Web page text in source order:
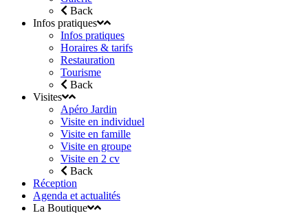
Back
Infos pratiques
Infos pratiques
Horaires & tarifs
Restauration
Tourisme
Back
Visites
Apéro Jardin
Visite en individuel
Visite en famille
Visite en groupe
Visite en 2 cv
Back
Réception
Agenda et actualités
La Boutique